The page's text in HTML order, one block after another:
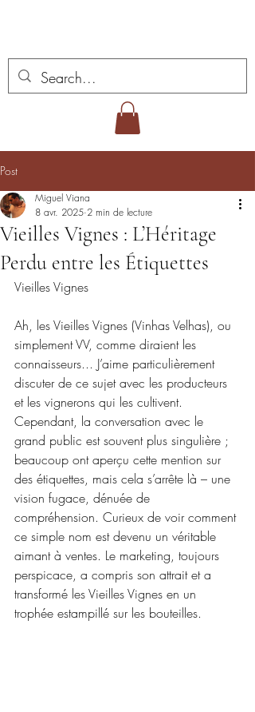
Post
Vieilles Vignes : L’Héritage
Perdu entre les Étiquettes
Miguel Viana
8 avr. 2025 2 min de lecture
Vieilles Vignes
Ah, les Vieilles Vignes (Vinhas Velhas), ou
simplement VV, comme diraient les
connaisseurs... J’aime particulièrement
discuter de ce sujet avec les producteurs
et les vignerons qui les cultivent.
Cependant, la conversation avec le
grand public est souvent plus singulière ;
beaucoup ont aperçu cette mention sur
des étiquettes, mais cela s’arrête là – une
vision fugace, dénuée de
compréhension. Curieux de voir comment
ce simple nom est devenu un véritable
aimant à ventes. Le marketing, toujours
perspicace, a compris son attrait et a
transformé les Vieilles Vignes en un
trophée estampillé sur les bouteilles.